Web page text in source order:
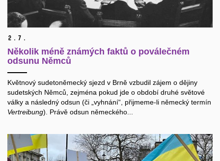
2. 7.
Několik méně známých faktů o poválečném
odsunu Němců
Květnový sudetoněmecký sjezd v Brně vzbudil zájem o dějiny
sudetských Němců, zejména pokud jde o období druhé světové
války a následný odsun (či „vyhnání“, přijmeme-li německý termín
Vertreibung). Právě odsun německého...